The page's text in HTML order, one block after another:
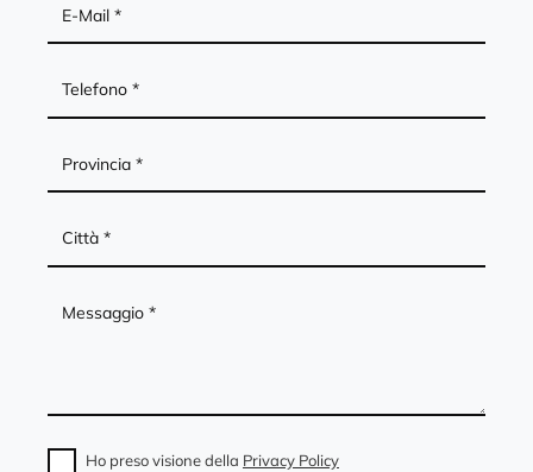
Ho preso visione della Privacy Policy